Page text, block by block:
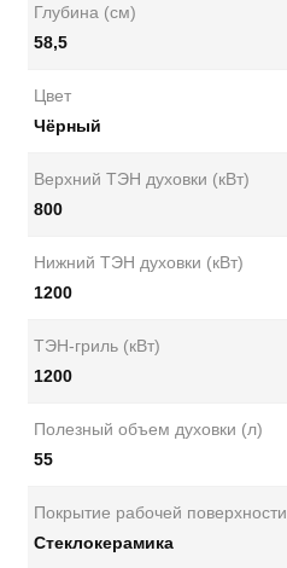
Глубина (см)
58,5
Цвет
Чёрный
Верхний ТЭН духовки (кВт)
800
Нижний ТЭН духовки (кВт)
1200
ТЭН-гриль (кВт)
1200
Полезный объем духовки (л)
55
Покрытие рабочей поверхности
Стеклокерамика